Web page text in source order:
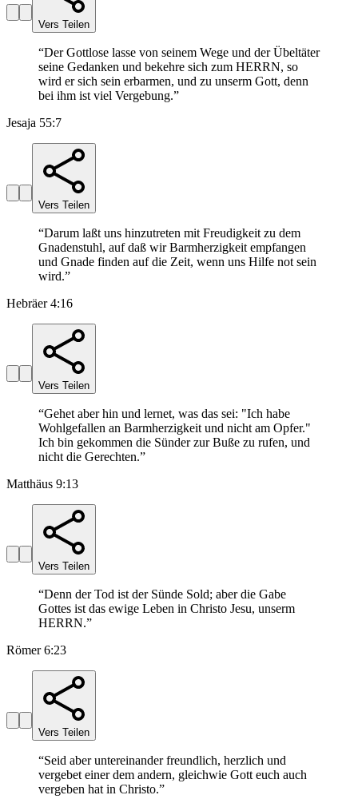
Vers Teilen
“Der Gottlose lasse von seinem Wege und der Übeltäter
seine Gedanken und bekehre sich zum HERRN, so
wird er sich sein erbarmen, und zu unserm Gott, denn
bei ihm ist viel Vergebung.”
Jesaja 55:7
Vers Teilen
“Darum laßt uns hinzutreten mit Freudigkeit zu dem
Gnadenstuhl, auf daß wir Barmherzigkeit empfangen
und Gnade finden auf die Zeit, wenn uns Hilfe not sein
wird.”
Hebräer 4:16
Vers Teilen
“Gehet aber hin und lernet, was das sei: "Ich habe
Wohlgefallen an Barmherzigkeit und nicht am Opfer."
Ich bin gekommen die Sünder zur Buße zu rufen, und
nicht die Gerechten.”
Matthäus 9:13
Vers Teilen
“Denn der Tod ist der Sünde Sold; aber die Gabe
Gottes ist das ewige Leben in Christo Jesu, unserm
HERRN.”
Römer 6:23
Vers Teilen
“Seid aber untereinander freundlich, herzlich und
vergebet einer dem andern, gleichwie Gott euch auch
vergeben hat in Christo.”